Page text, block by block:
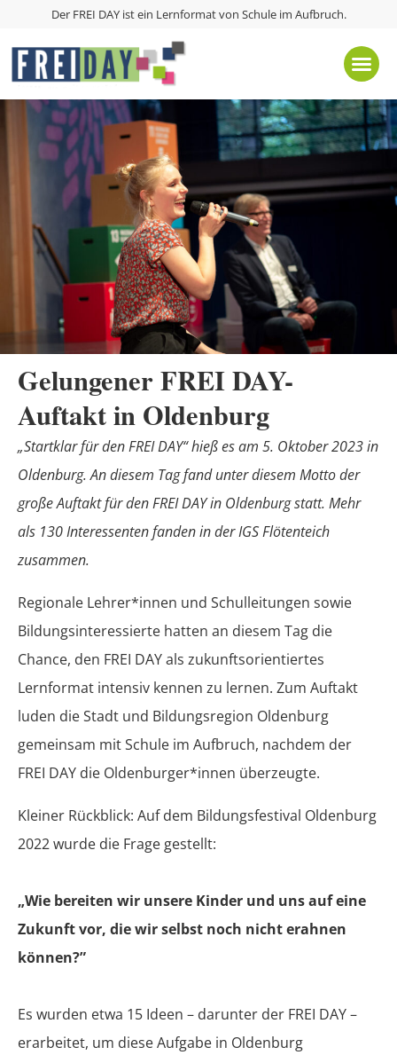
Der FREI DAY ist ein Lernformat von Schule im Aufbruch.
Gelungener FREI DAY-
Auftakt in Oldenburg
„Startklar für den FREI DAY“ hieß es am 5. Oktober 2023 in
Oldenburg. An diesem Tag fand unter diesem Motto der
große Auftakt für den FREI DAY in Oldenburg statt. Mehr
als 130 Interessenten fanden in der IGS Flötenteich
zusammen.
Regionale Lehrer*innen und Schulleitungen sowie
Bildungsinteressierte hatten an diesem Tag die
Chance, den FREI DAY als zukunftsorientiertes
Lernformat intensiv kennen zu lernen. Zum Auftakt
luden die Stadt und Bildungsregion Oldenburg
gemeinsam mit Schule im Aufbruch, nachdem der
FREI DAY die Oldenburger*innen überzeugte.
Kleiner Rückblick: Auf dem Bildungsfestival Oldenburg
2022 wurde die Frage gestellt:
„Wie bereiten wir unsere Kinder und uns auf eine
Zukunft vor, die wir selbst noch nicht erahnen
können?”
Es wurden etwa 15 Ideen – darunter der FREI DAY –
erarbeitet, um diese Aufgabe in Oldenburg